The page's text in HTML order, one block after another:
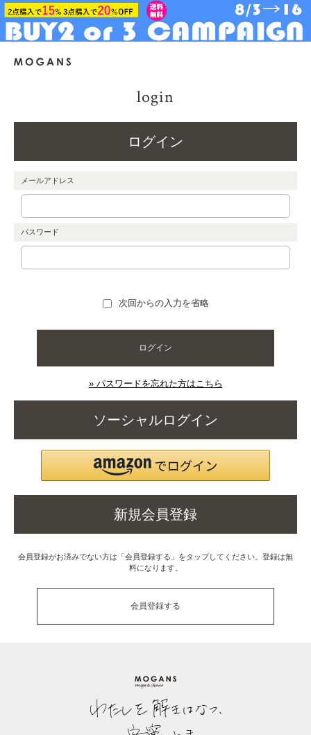
login
ログイン
メールアドレス
パスワード
次回からの入力を省略
ログイン
» パスワードを忘れた方はこちら
ソーシャルログイン
新規会員登録
会員登録がお済みでない方は「会員登録する」をタップしてください。登録は無
料になります。
会員登録する